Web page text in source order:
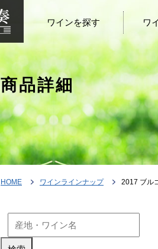
ワインを探す ワ
商品詳細
HOME ワインラインナップ 2017 ブル